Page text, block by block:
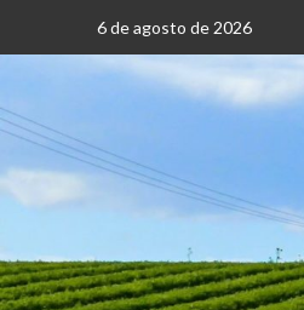
6 de agosto de 2026